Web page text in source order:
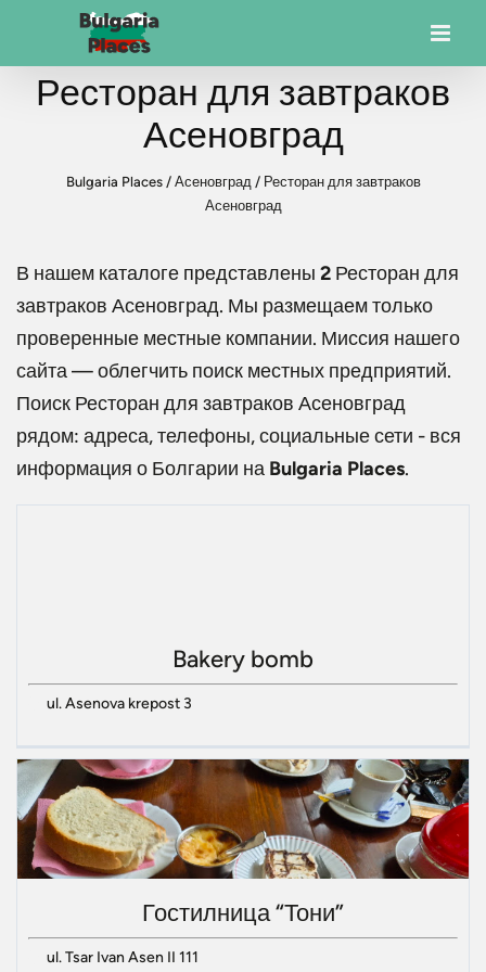
Ресторан для завтраков
Асеновград
Bulgaria Places/ Асеновград/ Ресторан для завтраков
Асеновград
В нашем каталоге представлены 2 Ресторан для
завтраков Асеновград. Мы размещаем только
проверенные местные компании. Миссия нашего
сайта — облегчить поиск местных предприятий.
Поиск Ресторан для завтраков Асеновград
рядом: адреса, телефоны, социальные сети - вся
информация о Болгарии на Bulgaria Places.
Bakery bomb
ul. Asenova krepost 3
Гостилница “Тони”
ul. Tsar Ivan Asen II 111